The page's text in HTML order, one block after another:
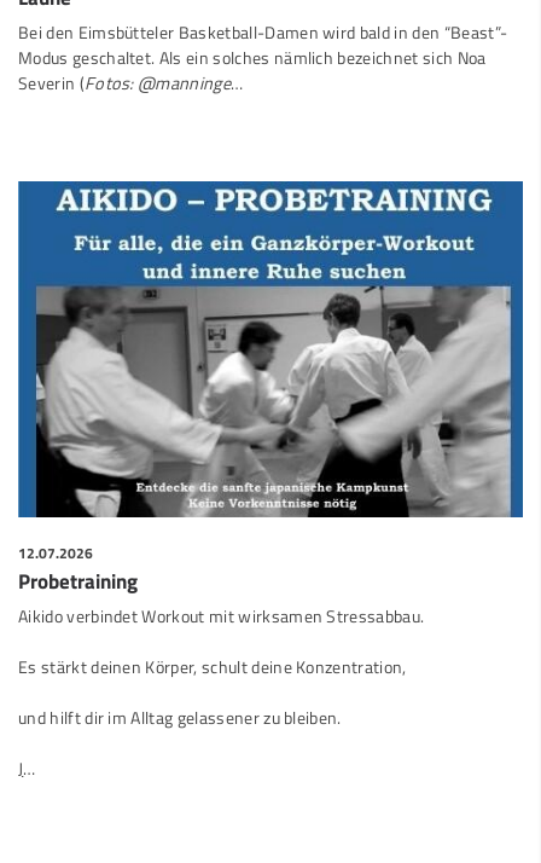
Bei den Eimsbütteler Basketball-Damen wird bald in den “Beast”-
Modus geschaltet. Als ein solches nämlich bezeichnet sich Noa
Severin (Fotos: @manninge…
12.07.2026
Probetraining
Aikido verbindet Workout mit wirksamen Stressabbau.
Es stärkt deinen Körper, schult deine Konzentration,
und hilft dir im Alltag gelassener zu bleiben.
J…